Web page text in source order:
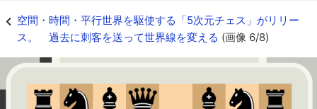
空間・時間・平行世界を駆使する「5次元チェス」がリリー
ス。 過去に刺客を送って世界線を変える (画像 6/8)